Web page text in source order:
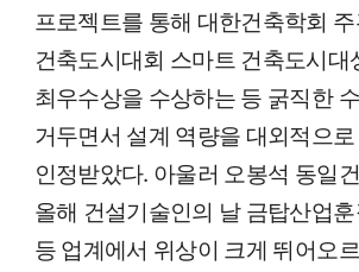
프로젝트를 통해 대한건축학회 주
건축도시대회 스마트 건축도시대
최우수상을 수상하는 등 굵직한
거두면서 설계 역량을 대외적으
인정받았다. 아울러 오봉석 동일
올해 건설기술인의 날 금탑산업
등 업계에서 위상이 크게 뛰어오